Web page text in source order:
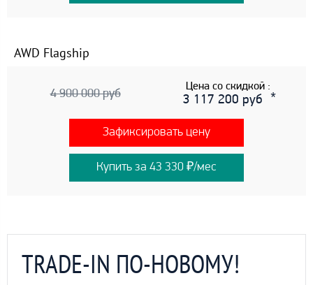
AWD Flagship
4 900 000 руб
Цена со скидкой :
3 117 200 руб
Зафиксировать цену
Купить за 43 330 ₽/мес
TRADE-IN ПО-НОВОМУ!